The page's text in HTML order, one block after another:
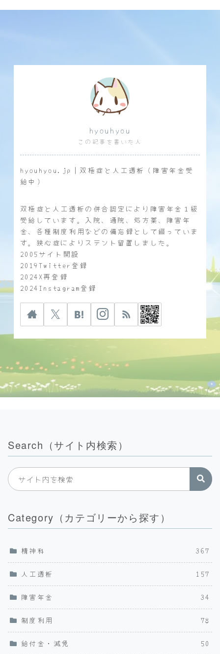
hyouhyou
この記事を書いた人
hyouhyou.jp｜双極症と人工透析（障害年金受
給中）
双極症と人工透析の併合認定により障害年金１級
受給しています。入院、通院、処方薬、障害年
金、各種制度利用などの備忘録として綴っていま
す。狭心症によりステント留置しました。
2005サイト開設
2019Twitter登録
2024X再登録
2024Instagram登録
Search（サイト内検索）
Category（カテゴリーから探す）
精神科 367
人工透析 157
障害年金 34
制度利用 78
給付金・減免 50